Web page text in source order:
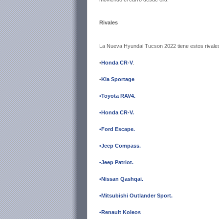
Rivales
La Nueva Hyundai Tucson 2022 tiene estos
•Honda CR-V
•Kia Sportage
•Toyota RAV4.
•Honda CR-V.
•Ford Escape.
•Jeep Compass.
•Jeep Patriot.
•Nissan Qashqai.
•Mitsubishi Outlander Sport.
•Renault Koleos